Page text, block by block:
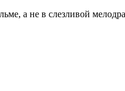
а не в слезливой